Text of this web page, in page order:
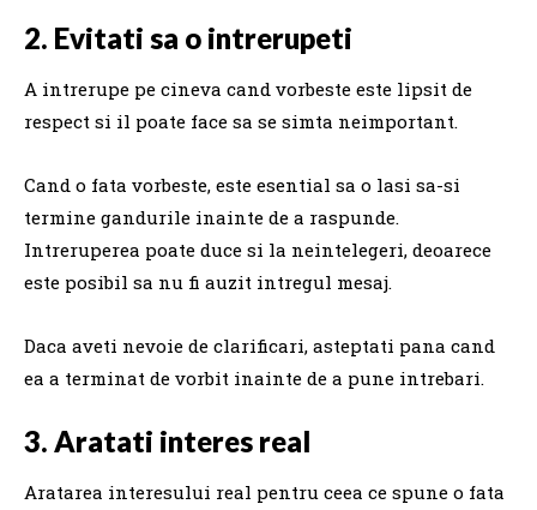
2. Evitati sa o intrerupeti
A intrerupe pe cineva cand vorbeste este lipsit de
respect si il poate face sa se simta neimportant.
Cand o fata vorbeste, este esential sa o lasi sa-si
termine gandurile inainte de a raspunde.
Intreruperea poate duce si la neintelegeri, deoarece
este posibil sa nu fi auzit intregul mesaj.
Daca aveti nevoie de clarificari, asteptati pana cand
ea a terminat de vorbit inainte de a pune intrebari.
3. Aratati interes real
Aratarea interesului real pentru ceea ce spune o fata